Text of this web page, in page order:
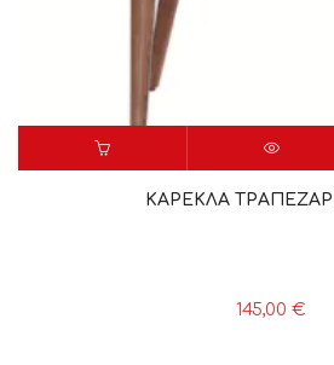
ΚΑΡΕΚΛΑ
145,00 €